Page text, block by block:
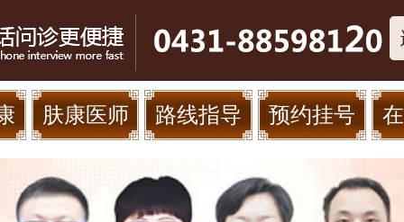
肤康医师 路线指导 预约挂号